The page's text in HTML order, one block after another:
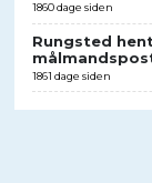
1860 dage siden
Rungsted
1861 dage siden